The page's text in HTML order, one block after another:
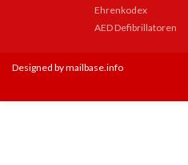
Ehrenkodex
AED Defibrillatoren
Designed by mailbase.info